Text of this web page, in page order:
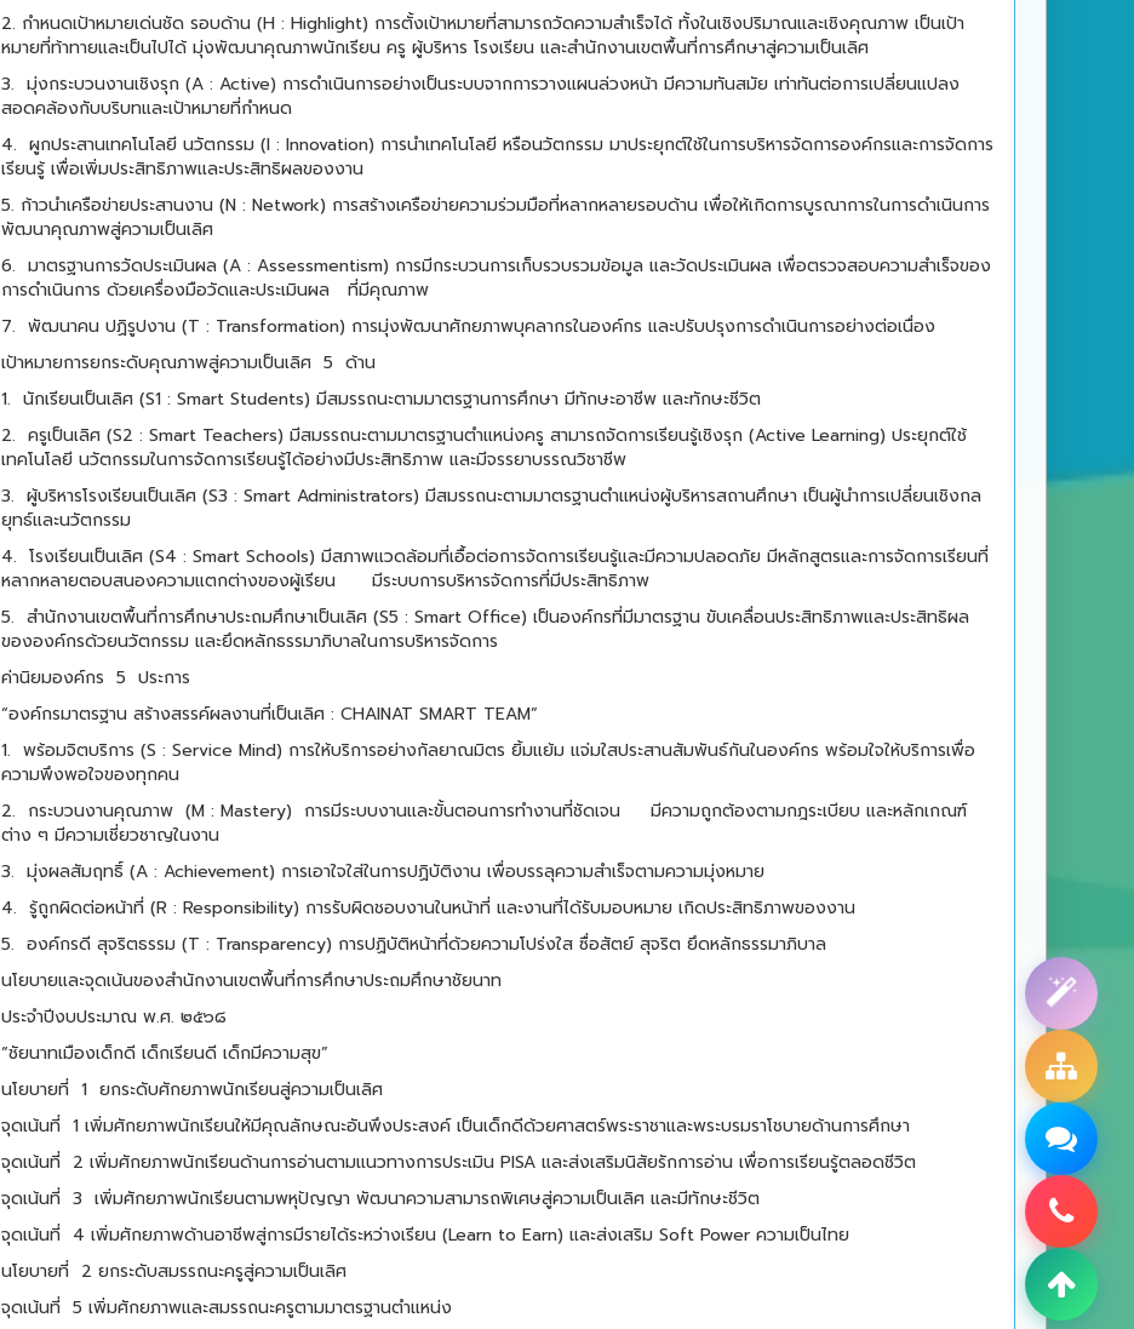
2. กำหนดเป้าหมายเด่นชัด รอบด้าน (H : Highlight) การตั้งเป้าหมายที่สามารถวัดความสำเร็จได้ ทั้งในเชิงปริมาณและเชิงคุณภาพ เป็นเป้า
หมายที่ท้าทายและเป็นไปได้ มุ่งพัฒนาคุณภาพนักเรียน ครู ผู้บริหาร โรงเรียน และสำนักงานเขตพื้นที่การศึกษาสู่ความเป็นเลิศ
3. มุ่งกระบวนงานเชิงรุก (A : Active) การดำเนินการอย่างเป็นระบบจากการวางแผนล่วงหน้า มีความทันสมัย เท่าทันต่อการเปลี่ยนแปลง
สอดคล้องกับบริบทและเป้าหมายที่กำหนด
4. ผูกประสานเทคโนโลยี นวัตกรรม (I : Innovation) การนำเทคโนโลยี หรือนวัตกรรม มาประยุกต์ใช้ในการบริหารจัดการองค์กรและการจัดการ
เรียนรู้ เพื่อเพิ่มประสิทธิภาพและประสิทธิผลของงาน
5. ก้าวนำเครือข่ายประสานงาน (N : Network) การสร้างเครือข่ายความร่วมมือที่หลากหลายรอบด้าน เพื่อให้เกิดการบูรณาการในการดำเนินการ
พัฒนาคุณภาพสู่ความเป็นเลิศ
6. มาตรฐานการวัดประเมินผล (A : Assessmentism) การมีกระบวนการเก็บรวบรวมข้อมูล และวัดประเมินผล เพื่อตรวจสอบความสำเร็จของ
การดำเนินการ ด้วยเครื่องมือวัดและประเมินผล
ที่มีคุณภาพ
7. พัฒนาคน ปฏิรูปงาน (T : Transformation) การมุ่งพัฒนาศักยภาพบุคลากรในองค์กร และปรับปรุงการดำเนินการอย่างต่อเนื่อง
เป้าหมายการยกระดับคุณภาพสู่ความเป็นเลิศ 5 ด้าน
1. นักเรียนเป็นเลิศ (S1 : Smart Students) มีสมรรถนะตามมาตรฐานการศึกษา มีทักษะอาชีพ และทักษะชีวิต
2. ครูเป็นเลิศ (S2 : Smart Teachers) มีสมรรถนะตามมาตรฐานตำแหน่งครู สามารถจัดการเรียนรู้เชิงรุก (Active Learning) ประยุกต์ใช้
เทคโนโลยี นวัตกรรมในการจัดการเรียนรู้ได้อย่างมีประสิทธิภาพ และมีจรรยาบรรณวิชาชีพ
3. ผู้บริหารโรงเรียนเป็นเลิศ (S3 : Smart Administrators) มีสมรรถนะตามมาตรฐานตำแหน่งผู้บริหารสถานศึกษา เป็นผู้นำการเปลี่ยนเชิงกล
ยุทธ์และนวัตกรรม
4. โรงเรียนเป็นเลิศ (S4 : Smart Schools) มีสภาพแวดล้อมที่เอื้อต่อการจัดการเรียนรู้และมีความปลอดภัย มีหลักสูตรและการจัดการเรียนที่
หลากหลายตอบสนองความแตกต่างของผู้เรียน
มีระบบการบริหารจัดการที่มีประสิทธิภาพ
5. สำนักงานเขตพื้นที่การศึกษาประถมศึกษาเป็นเลิศ (S5 : Smart Office) เป็นองค์กรที่มีมาตรฐาน ขับเคลื่อนประสิทธิภาพและประสิทธิผล
ขององค์กรด้วยนวัตกรรม และยึดหลักธรรมาภิบาลในการบริหารจัดการ
ค่านิยมองค์กร 5 ประการ
“องค์กรมาตรฐาน สร้างสรรค์ผลงานที่เป็นเลิศ : CHAINAT SMART TEAM”
1. พร้อมจิตบริการ (S : Service Mind) การให้บริการอย่างกัลยาณมิตร ยิ้มแย้ม แจ่มใสประสานสัมพันธ์กันในองค์กร พร้อมใจให้บริการเพื่อ
ความพึงพอใจของทุกคน
2. กระบวนงานคุณภาพ (M : Mastery) การมีระบบงานและขั้นตอนการทำงานที่ชัดเจน
มีความถูกต้องตามกฎระเบียบ และหลักเกณฑ์
ต่าง ๆ มีความเชี่ยวชาญในงาน
3. มุ่งผลสัมฤทธิ์ (A : Achievement) การเอาใจใส่ในการปฏิบัติงาน เพื่อบรรลุความสำเร็จตามความมุ่งหมาย
4. รู้ถูกผิดต่อหน้าที่ (R : Responsibility) การรับผิดชอบงานในหน้าที่ และงานที่ได้รับมอบหมาย เกิดประสิทธิภาพของงาน
5. องค์กรดี สุจริตธรรม (T : Transparency) การปฏิบัติหน้าที่ด้วยความโปร่งใส ซื่อสัตย์ สุจริต ยึดหลักธรรมาภิบาล
นโยบายและจุดเน้นของสำนักงานเขตพื้นที่การศึกษาประถมศึกษาชัยนาท
ประจำปีงบประมาณ พ.ศ. ๒๕๖๘
“ชัยนาทเมืองเด็กดี เด็กเรียนดี เด็กมีความสุข”
นโยบายที่ 1 ยกระดับศักยภาพนักเรียนสู่ความเป็นเลิศ
จุดเน้นที่ 1 เพิ่มศักยภาพนักเรียนให้มีคุณลักษณะอันพึงประสงค์ เป็นเด็กดีด้วยศาสตร์พระราชาและพระบรมราโชบายด้านการศึกษา
จุดเน้นที่ 2 เพิ่มศักยภาพนักเรียนด้านการอ่านตามแนวทางการประเมิน PISA และส่งเสริมนิสัยรักการอ่าน เพื่อการเรียนรู้ตลอดชีวิต
จุดเน้นที่ 3 เพิ่มศักยภาพนักเรียนตามพหุปัญญา พัฒนาความสามารถพิเศษสู่ความเป็นเลิศ และมีทักษะชีวิต
จุดเน้นที่ 4 เพิ่มศักยภาพด้านอาชีพสู่การมีรายได้ระหว่างเรียน (Learn to Earn) และส่งเสริม Soft Power ความเป็นไทย
นโยบายที่ 2 ยกระดับสมรรถนะครูสู่ความเป็นเลิศ
จุดเน้นที่ 5 เพิ่มศักยภาพและสมรรถนะครูตามมาตรฐานตำแหน่ง